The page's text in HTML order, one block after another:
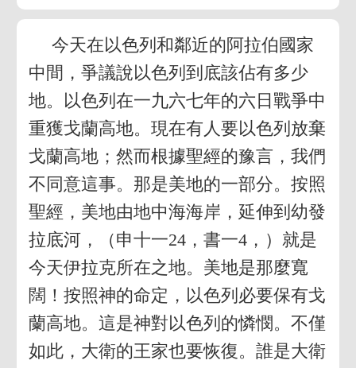
今天在以色列和鄰近的阿拉伯國家
中間，爭議說以色列到底該佔有多少
地。以色列在一九六七年的六日戰爭中
重獲戈蘭高地。現在有人要以色列放棄
戈蘭高地；然而根據聖經的豫言，我們
不同意這事。那是美地的一部分。按照
聖經，美地由地中海海岸，延伸到幼發
拉底河，（申十一24，書一4，）就是
今天伊拉克所在之地。美地是那麼寬
闊！按照神的命定，以色列必要保有戈
蘭高地。這是神對以色列的憐憫。不僅
如此，大衛的王家也要恢復。誰是大衛